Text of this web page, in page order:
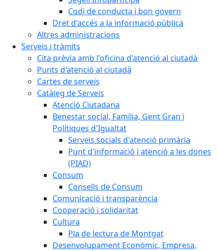
Codi de conducta i bon govern
Dret d'accés a la informació pública
Altres administracions
Serveis i tràmits
Cita prèvia amb l'oficina d'atenció al ciutadà
Punts d'atenció al ciutadà
Cartes de serveis
Catàleg de Serveis
Atenció Ciutadana
Benestar social, Família, Gent Gran i
Polítiques d'Igualtat
Serveis socials d'atenció primària
Punt d'informació i atenció a les dones
(PIAD)
Consum
Consells de Consum
Comunicació i transparència
Cooperació i solidaritat
Cultura
Pla de lectura de Montgat
Desenvolupament Econòmic, Empresa,